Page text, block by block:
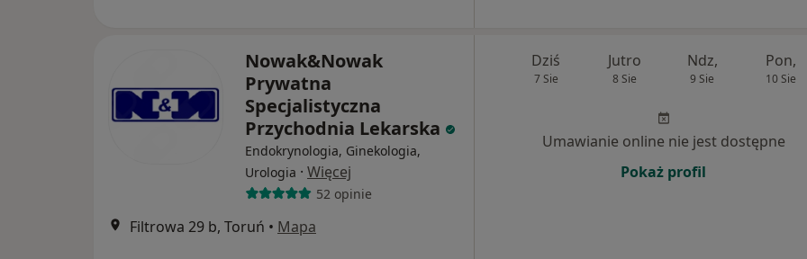
Nowak&Nowak
Prywatna
Specjalistyczna
Przychodnia Lekarska
Endokrynologia, Ginekologia,
Urologia · Więcej
52 opinie
Filtrowa 29 b, Toruń • Mapa
Dziś
7 Sie
Jutro
8 Sie
Ndz,
9 Sie
Pon,
10 Sie
Umawianie online nie jest dostępne
Pokaż profil